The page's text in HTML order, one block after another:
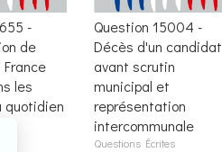
-
de
les
quotidien
Question 15004 -
Décès d'un candidat
avant scrutin
municipal et
représentation
intercommunale
Questions Écrites